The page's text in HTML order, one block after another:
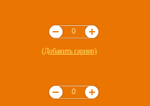
(Добавить гарнир)